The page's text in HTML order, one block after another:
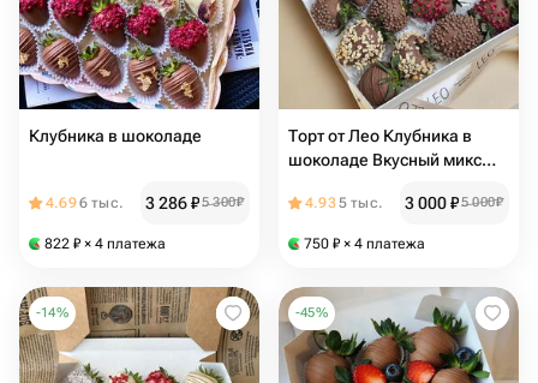
Клубника в шоколаде
4.696 тыс. 3 286₽5 300₽
822 ₽ × 4 платежа
Торт от Лео Клубника в
шоколаде Вкусный микс
румяна MACARON
4.935 тыс. 3 000₽5 000₽
750 ₽ × 4 платежа
-14% -45%